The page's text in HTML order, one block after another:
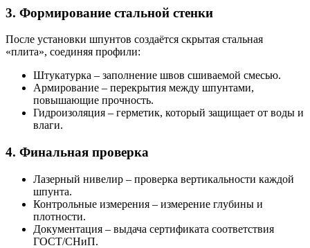
3. Формирование стальной стенки
После установки шпунтов создаётся скрытая стальная
«плита», соединяя профили:
Штукатурка – заполнение швов сшиваемой смесью.
Армирование – перекрытия между шпунтами,
повышающие прочность.
Гидроизоляция – герметик, который защищает от воды и
влаги.
4. Финальная проверка
Лазерный нивелир – проверка вертикальности каждой
шпунта.
Контрольные измерения – измерение глубины и
плотности.
Документация – выдача сертификата соответствия
ГОСТ/СНиП.